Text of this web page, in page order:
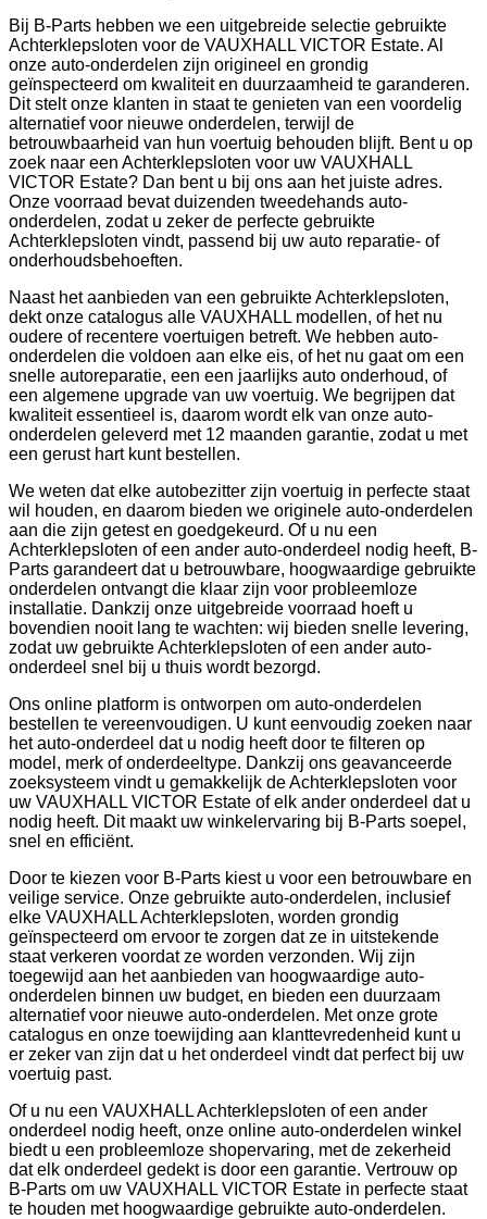
Bij B-Parts hebben we een uitgebreide selectie gebruikte
Achterklepsloten voor de VAUXHALL VICTOR Estate. Al
onze auto-onderdelen zijn origineel en grondig
geïnspecteerd om kwaliteit en duurzaamheid te garanderen.
Dit stelt onze klanten in staat te genieten van een voordelig
alternatief voor nieuwe onderdelen, terwijl de
betrouwbaarheid van hun voertuig behouden blijft. Bent u op
zoek naar een Achterklepsloten voor uw VAUXHALL
VICTOR Estate? Dan bent u bij ons aan het juiste adres.
Onze voorraad bevat duizenden tweedehands auto-
onderdelen, zodat u zeker de perfecte gebruikte
Achterklepsloten vindt, passend bij uw auto reparatie- of
onderhoudsbehoeften.
Naast het aanbieden van een gebruikte Achterklepsloten,
dekt onze catalogus alle VAUXHALL modellen, of het nu
oudere of recentere voertuigen betreft. We hebben auto-
onderdelen die voldoen aan elke eis, of het nu gaat om een
snelle autoreparatie, een een jaarlijks auto onderhoud, of
een algemene upgrade van uw voertuig. We begrijpen dat
kwaliteit essentieel is, daarom wordt elk van onze auto-
onderdelen geleverd met 12 maanden garantie, zodat u met
een gerust hart kunt bestellen.
We weten dat elke autobezitter zijn voertuig in perfecte staat
wil houden, en daarom bieden we originele auto-onderdelen
aan die zijn getest en goedgekeurd. Of u nu een
Achterklepsloten of een ander auto-onderdeel nodig heeft, B-
Parts garandeert dat u betrouwbare, hoogwaardige gebruikte
onderdelen ontvangt die klaar zijn voor probleemloze
installatie. Dankzij onze uitgebreide voorraad hoeft u
bovendien nooit lang te wachten: wij bieden snelle levering,
zodat uw gebruikte Achterklepsloten of een ander auto-
onderdeel snel bij u thuis wordt bezorgd.
Ons online platform is ontworpen om auto-onderdelen
bestellen te vereenvoudigen. U kunt eenvoudig zoeken naar
het auto-onderdeel dat u nodig heeft door te filteren op
model, merk of onderdeeltype. Dankzij ons geavanceerde
zoeksysteem vindt u gemakkelijk de Achterklepsloten voor
uw VAUXHALL VICTOR Estate of elk ander onderdeel dat u
nodig heeft. Dit maakt uw winkelervaring bij B-Parts soepel,
snel en efficiënt.
Door te kiezen voor B-Parts kiest u voor een betrouwbare en
veilige service. Onze gebruikte auto-onderdelen, inclusief
elke VAUXHALL Achterklepsloten, worden grondig
geïnspecteerd om ervoor te zorgen dat ze in uitstekende
staat verkeren voordat ze worden verzonden. Wij zijn
toegewijd aan het aanbieden van hoogwaardige auto-
onderdelen binnen uw budget, en bieden een duurzaam
alternatief voor nieuwe auto-onderdelen. Met onze grote
catalogus en onze toewijding aan klanttevredenheid kunt u
er zeker van zijn dat u het onderdeel vindt dat perfect bij uw
voertuig past.
Of u nu een VAUXHALL Achterklepsloten of een ander
onderdeel nodig heeft, onze online auto-onderdelen winkel
biedt u een probleemloze shopervaring, met de zekerheid
dat elk onderdeel gedekt is door een garantie. Vertrouw op
B-Parts om uw VAUXHALL VICTOR Estate in perfecte staat
te houden met hoogwaardige gebruikte auto-onderdelen.